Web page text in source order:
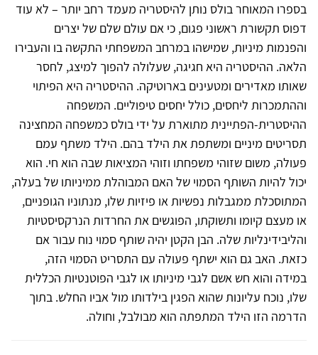
בספרו המאוחר בולס נותן להיסטריה מעמד רחב יותר – לא עוד
דפוס תקשורת ראשוני פגום, כי אם עולם שלם של יצרים
והפנמות מיניות, שמישהו במרחב המשפחתי התקשה בו והעבירו
הלאה. ההיסטריה היא חגיגה, שעלולה להפוך למיצג, לחסר
שאותו מאדירים ומטעינים בארוטיקה. ההיסטריה היא הפיתוי
וההתמכרות ליחסים, כולל יחסים טיפוליים. המשפחה
ההיסטרית-הפתיינית מתוארת על ידי בולס כמשפחה המחצינה
תסריטים מיניים ומשתפת את הילד בהם. הילד משתף עמם
פעולה, משום שזוהי משפחתו וזוהי המציאות שבה הוא חי. הוא
יכול להיות השותף הסמוי של האם המבוהלת ממיניותו של בעלה,
המתוסכלת ממגבלות נפשיות או פיזיות שלו, מנתוניו הגופניים,
או מעצם קיומו ותשוקתו, הפוגשים את החרדות הנרקסיסטיות
והליבידינליות שלה. הבן הקטן יהיה שותף סמוי נוח עבור אם
כזאת. האב גם הוא ישתף פעולה עם התסריט הסמוי הזה,
במידה והוא חש אשם לגבי מיניותו או לגבי הפוטנטיות הכללית
שלו, נוכח עליונות שהוא הפגין בילדותו מול אביו החלש. בתוך
הדרמה הזו הילד המתפתה הוא מבולבל, וחולה.